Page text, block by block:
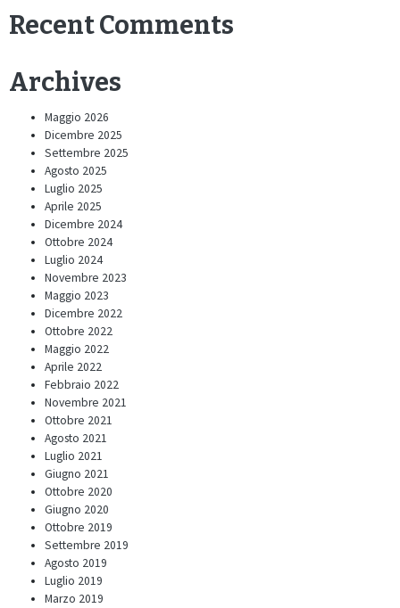
Recent Comments
Archives
Maggio 2026
Dicembre 2025
Settembre 2025
Agosto 2025
Luglio 2025
Aprile 2025
Dicembre 2024
Ottobre 2024
Luglio 2024
Novembre 2023
Maggio 2023
Dicembre 2022
Ottobre 2022
Maggio 2022
Aprile 2022
Febbraio 2022
Novembre 2021
Ottobre 2021
Agosto 2021
Luglio 2021
Giugno 2021
Ottobre 2020
Giugno 2020
Ottobre 2019
Settembre 2019
Agosto 2019
Luglio 2019
Marzo 2019